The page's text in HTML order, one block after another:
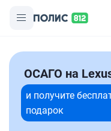
ОСАГО на
и получите
подарок